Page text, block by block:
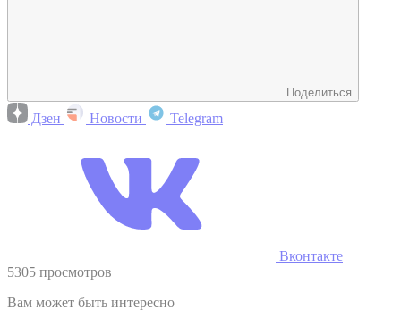
Поделиться
Дзен Новости Telegram
Вконтакте
5305 просмотров
Вам может быть интересно